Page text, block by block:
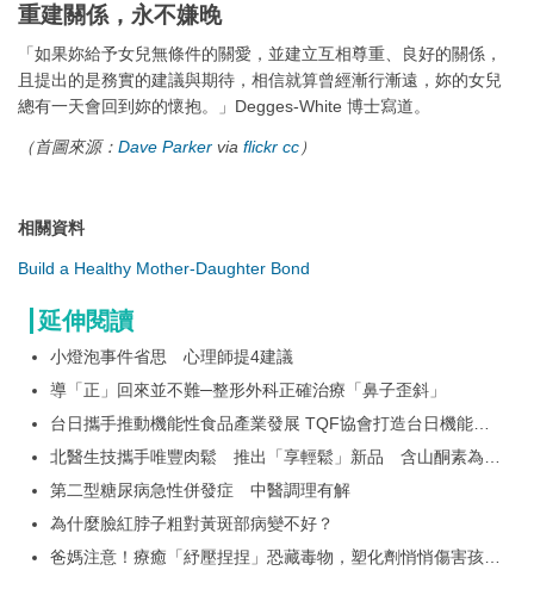
重建關係，永不嫌晚
「如果妳給予女兒無條件的關愛，並建立互相尊重、良好的關係，
且提出的是務實的建議與期待，相信就算曾經漸行漸遠，妳的女兒
總有一天會回到妳的懷抱。」Degges-White 博士寫道。
（首圖來源： Dave Parker via flickr cc ）
相關資料
Build a Healthy Mother-Daughter Bond
延伸閱讀
小燈泡事件省思 心理師提4建議
導「正」回來並不難─整形外科正確治療「鼻子歪斜」
台日攜手推動機能性食品產業發展 TQF協會打造台日機能性
食品交流平台 TQF-FF首批授證成果同步亮相
北醫生技攜手唯豐肉鬆 推出「享輕鬆」新品 含山酮素為長
輩打造日常營養新選擇
第二型糖尿病急性併發症 中醫調理有解
為什麼臉紅脖子粗對黃斑部病變不好？
爸媽注意！療癒「紓壓捏捏」恐藏毒物，塑化劑悄悄傷害孩子